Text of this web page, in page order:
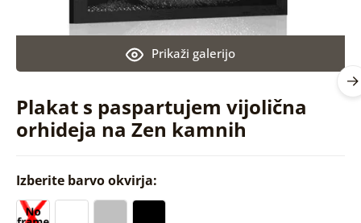
Plakat s paspartujem vijolična
orhideja na Zen kamnih
Prikaži galerijo
Izberite barvo okvirja: